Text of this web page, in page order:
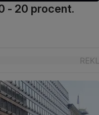
- 20 procent.